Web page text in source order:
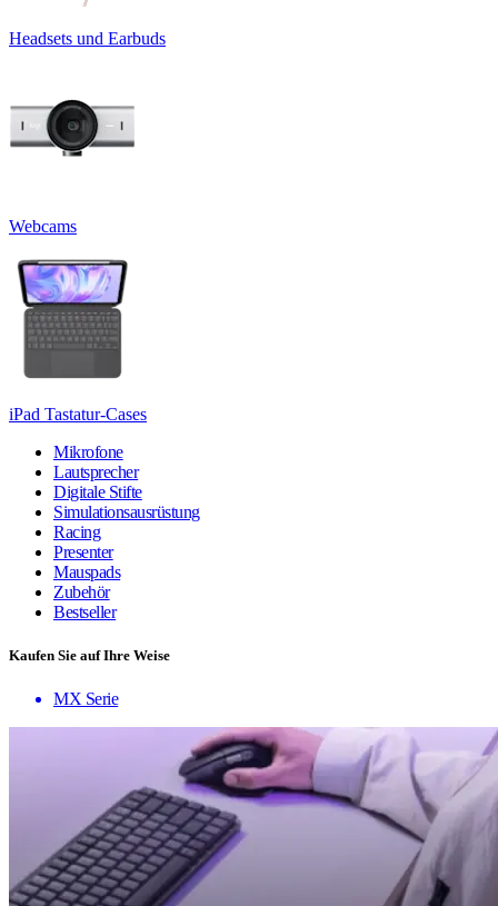
Headsets und Earbuds
Webcams
iPad Tastatur-Cases
Mikrofone
Lautsprecher
Digitale Stifte
Simulationsausrüstung
Racing
Presenter
Mauspads
Zubehör
Bestseller
Kaufen Sie auf Ihre Weise
MX Serie